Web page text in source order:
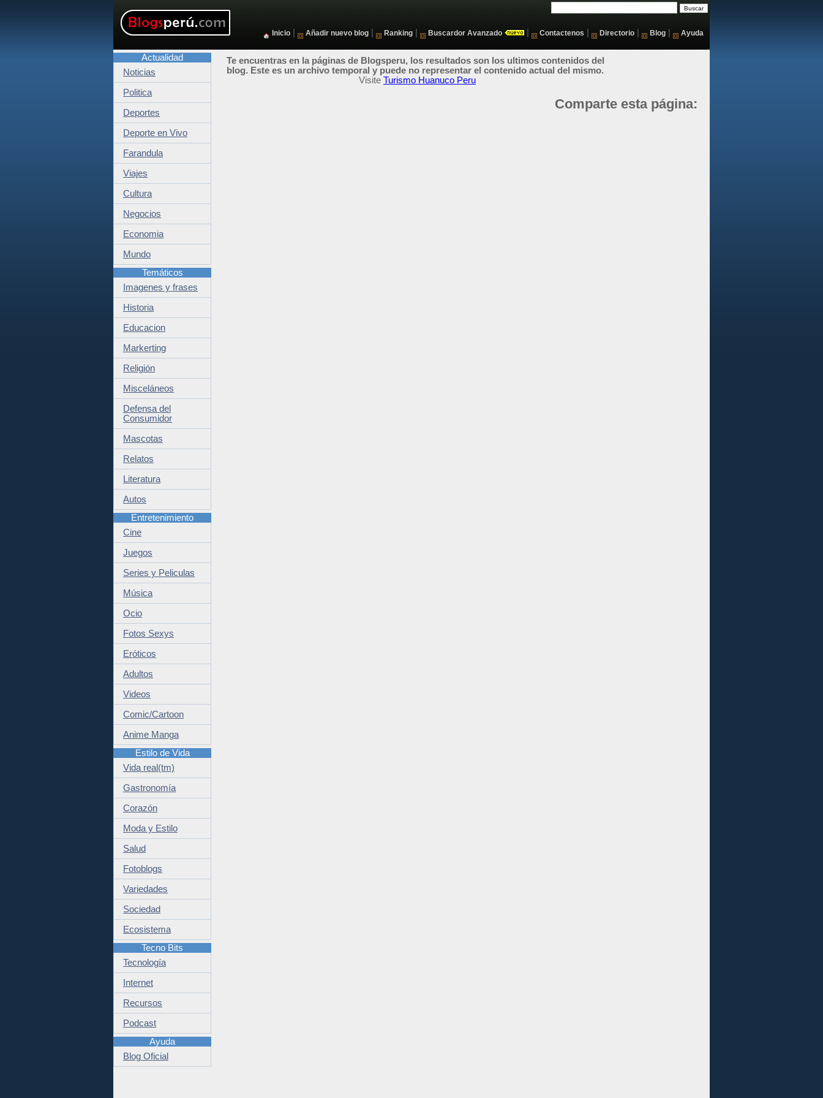
Inicio Añadir nuevo blog Ranking Buscardor Avanzado Contactenos Directorio Blog Ayuda
Te encuentras en la páginas de Blogsperu, los resultados son los ultimos contenidos del
blog. Este es un archivo temporal y puede no representar el contenido actual del mismo.
Visite Turismo Huanuco Peru
Comparte esta página:
Actualidad
Noticias
Politica
Deportes
Deporte en Vivo
Farandula
Viajes
Cultura
Negocios
Economia
Mundo
Temáticos
Imagenes y frases
Historia
Educacion
Markerting
Religión
Misceláneos
Defensa del
Consumidor
Mascotas
Relatos
Literatura
Autos
Entretenimiento
Cine
Juegos
Series y Peliculas
Música
Ocio
Fotos Sexys
Eróticos
Adultos
Videos
Comic/Cartoon
Anime Manga
Estilo de Vida
Vida real(tm)
Gastronomía
Corazón
Moda y Estilo
Salud
Fotoblogs
Variedades
Sociedad
Ecosistema
Tecno Bits
Tecnología
Internet
Recursos
Podcast
Ayuda
Blog Oficial